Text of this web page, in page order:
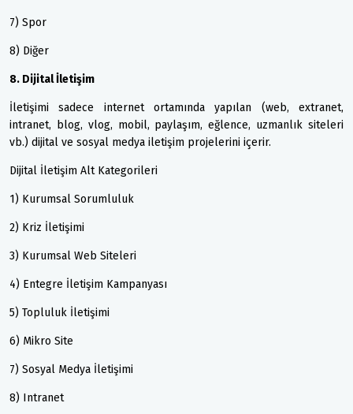
7) Spor
8) Diğer
8. Dijital İletişim
İletişimi sadece internet ortamında yapılan (web, extranet,
intranet, blog, vlog, mobil, paylaşım, eğlence, uzmanlık siteleri
vb.) dijital ve sosyal medya iletişim projelerini içerir.
Dijital İletişim Alt Kategorileri
1) Kurumsal Sorumluluk
2) Kriz İletişimi
3) Kurumsal Web Siteleri
4) Entegre İletişim Kampanyası
5) Topluluk İletişimi
6) Mikro Site
7) Sosyal Medya İletişimi
8) Intranet